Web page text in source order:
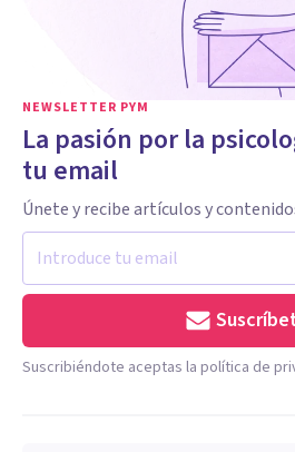
NEWSLETTER PYM
La pasión por la
tu email
Únete y recibe artículos y
Suscribiéndote aceptas la política de